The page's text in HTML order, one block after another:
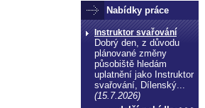
Nabídky práce
Instruktor svařování
Dobrý den, z důvodu
plánované změny
působiště hledám
uplatnění jako Instruktor
svařování, Dílenský...
(15.7.2026)